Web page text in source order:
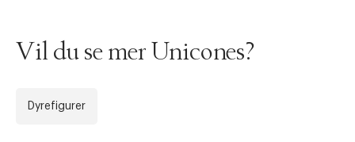
Vil du se mer Unicones?
Dyrefigurer